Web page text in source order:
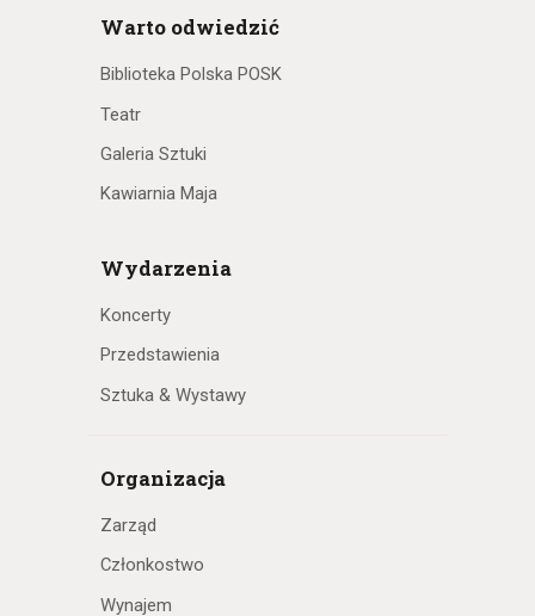
Warto odwiedzić
Biblioteka Polska POSK
Teatr
Galeria Sztuki
Kawiarnia Maja
Wydarzenia
Koncerty
Przedstawienia
Sztuka & Wystawy
Organizacja
Zarząd
Członkostwo
Wynajem